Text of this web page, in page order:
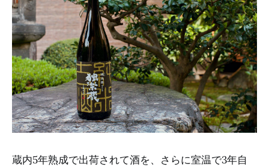
蔵内5年熟成で出荷されて酒を、さらに室温で3年自